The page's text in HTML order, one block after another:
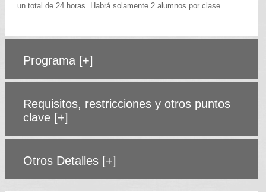
un total de 24 horas. Habrá solamente 2 alumnos por clase.
Programa [+]
Requisitos, restricciones y otros puntos
clave [+]
Otros Detalles [+]